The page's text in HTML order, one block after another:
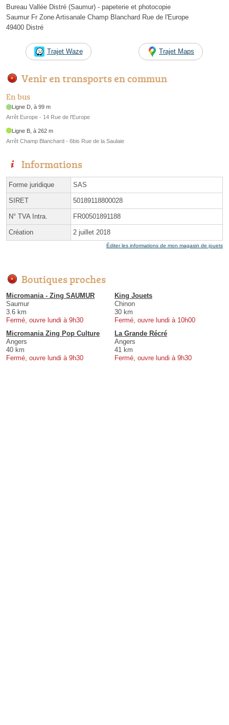
Bureau Vallée Distré (Saumur) - papeterie et photocopie
Saumur Fr Zone Artisanale Champ Blanchard Rue de l'Europe
49400 Distré
Trajet Waze Trajet Maps
Venir en transports en commun
En bus
Ligne D, à 99 m
Arrêt Europe - 14 Rue de l'Europe
Ligne B, à 262 m
Arrêt Champ Blanchard - 6bis Rue de la Saulaie
Informations
Forme juridique SAS
SIRET 50189118800028
N° TVA Intra. FR00501891188
Création 2 juillet 2018
Éditer les informations de mon magasin de jouets
Boutiques proches
Micromania - Zing SAUMUR
Saumur
3.6 km
Fermé, ouvre lundi à 9h30
King Jouets
Chinon
30 km
Fermé, ouvre lundi à 10h00
Micromania Zing Pop Culture
Angers
40 km
Fermé, ouvre lundi à 9h30
La Grande Récré
Angers
41 km
Fermé, ouvre lundi à 9h30